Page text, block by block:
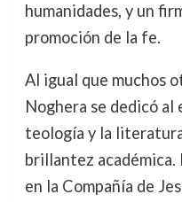
humanidades, y un
promoción de la fe.
Al igual que muchos
Noghera se dedicó al
teología y la
brillantez
en la Compañía de